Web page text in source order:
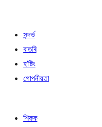
সন্দৰ্ভ
বাতৰি
হ’ষ্টিং
গোপনীয়তা
শিকক